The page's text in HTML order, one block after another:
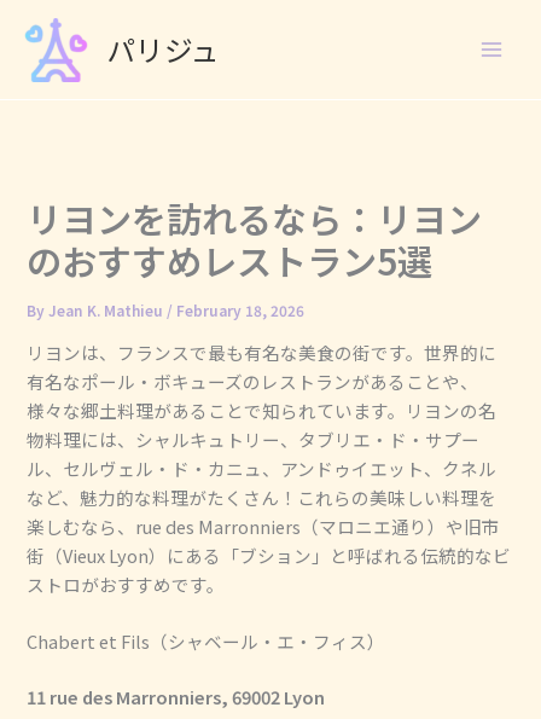
content
パリジュ
リヨンを訪れるなら：リヨン
のおすすめレストラン5選
ByJean K. Mathieu / February 18, 2026
リヨンは、フランスで最も有名な美食の街です。世界的に
有名なポール・ボキューズのレストランがあることや、
様々な郷土料理があることで知られています。リヨンの名
物料理には、シャルキュトリー、タブリエ・ド・サプー
ル、セルヴェル・ド・カニュ、アンドゥイエット、クネル
など、魅力的な料理がたくさん！これらの美味しい料理を
楽しむなら、rue des Marronniers（マロニエ通り）や旧市
街（Vieux Lyon）にある「ブション」と呼ばれる伝統的なビ
ストロがおすすめです。
Chabert et Fils（シャベール・エ・フィス）
11 rue des Marronniers, 69002 Lyon